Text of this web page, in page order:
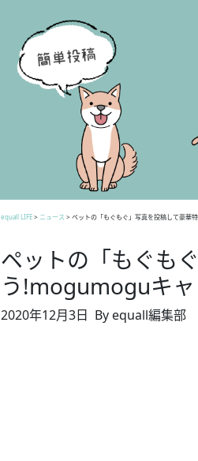
equall LIFE> ニュース > ペットの「もぐもぐ」写真を投稿して豪華
ペットの「もぐも
う!mogumoguキ
2020年12月3日 By equall編集部